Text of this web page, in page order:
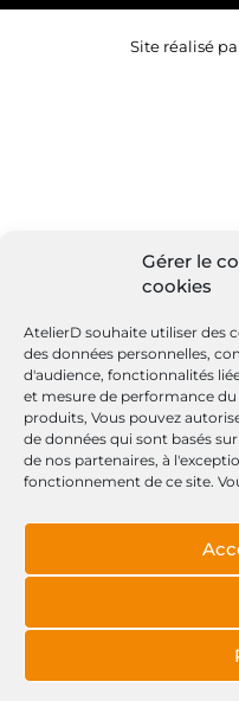
Gérer le
cookies
AtelierD souhaite utiliser des
des données personnelles,
d'audience, fonctionnalités
et mesure de performance
produits, Vous pouvez
de données qui sont basés
de nos partenaires, à
fonctionnement de ce site.
Site réalisé